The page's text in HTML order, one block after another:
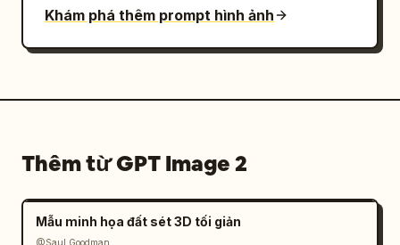
Khám phá thêm prompt hình ảnh
Thêm từ GPT Image 2
Mẫu minh họa đất sét 3D tối giản
@Saul Goodman